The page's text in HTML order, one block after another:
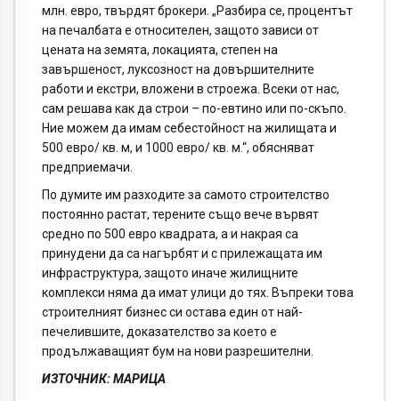
млн. евро, твърдят брокери. „Разбира се, процентът
на печалбата е относителен, защото зависи от
цената на земята, локацията, степен на
завършеност, луксозност на довършителните
работи и екстри, вложени в строежа. Всеки от нас,
сам решава как да строи – по-евтино или по-скъпо.
Ние можем да имам себестойност на жилищата и
500 евро/ кв. м, и 1000 евро/ кв. м.“, обясняват
предприемачи.
По думите им разходите за самото строителство
постоянно растат, терените също вече вървят
средно по 500 евро квадрата, а и накрая са
принудени да са нагърбят и с прилежащата им
инфраструктура, защото иначе жилищните
комплекси няма да имат улици до тях. Въпреки това
строителният бизнес си остава един от най-
печелившите, доказателство за което е
продължаващият бум на нови разрешителни.
ИЗТОЧНИК: МАРИЦА